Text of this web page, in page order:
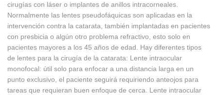
cirugías con láser o implantes de anillos intracorneales.
Normalmente las lentes pseudofáquicas son aplicadas en la
intervención contra la catarata, también implantadas en pacientes
con presbicia o algún otro problema refractivo, esto solo en
pacientes mayores a los 45 años de edad. Hay diferentes tipos
de lentes para la cirugía de la catarata: Lente intraocular
monofocal: útil solo para enfocar a una distancia larga en un
punto exclusivo, el paciente seguirá requiriendo anteojos para
tareas que requieran buen enfoque de cerca. Lente intraocular